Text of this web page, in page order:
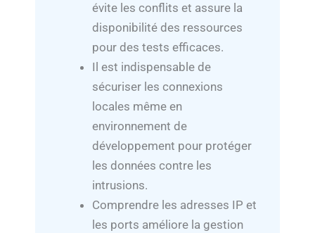
évite les conflits et assure la
disponibilité des ressources
pour des tests efficaces.
Il est indispensable de
sécuriser les connexions
locales même en
environnement de
développement pour protéger
les données contre les
intrusions.
Comprendre les adresses IP et
les ports améliore la gestion